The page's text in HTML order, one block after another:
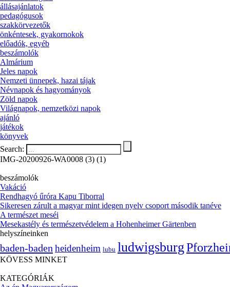
állásajánlatok
pedagógusok
szakkörvezetők
önkéntesek, gyakornokok
előadók, egyéb
beszámolók
Almárium
Jeles napok
Nemzeti ünnepek, hazai tájak
Névnapok és hagyományok
Zöld napok
Világnapok, nemzetközi napok
ajánló
játékok
könyvek
Search:
IMG-20200926-WA0008 (3) (1)
beszámolók
Vakáció
Rendhagyó űróra Kapu Tiborral
Sikeresen zárult a magyar mint idegen nyelv csoport második tanéve
A természet meséi
Mesekastély és természetvédelem a Hohenheimer Gärtenben
helyszíneinken
baden-baden heidenheim lubu ludwigsburg
KÖVESS MINKET
KATEGÓRIÁK